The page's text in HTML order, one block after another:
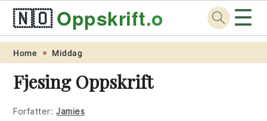
Skip
primary
navigation
Skip
main
content
Skip
primary
sidebar
Skip
footer
🇳🇴Oppskrift.org ☰
Home Middag
Fjesing Oppskrift
Forfatter: Jamies